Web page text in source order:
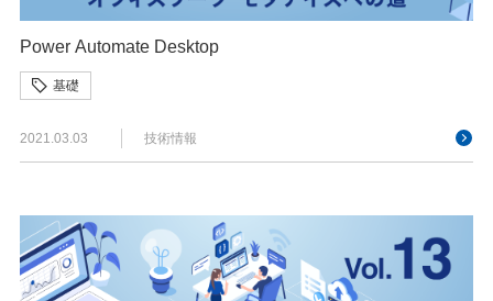
Power Automate Desktop
基礎
2021.03.03 技術情報